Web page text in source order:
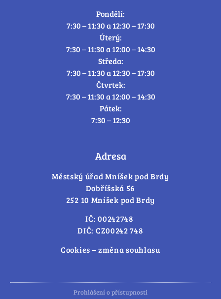
Pondělí:
7:30 – 11:30 a 12:30 – 17:30
Úterý:
7:30 – 11:30 a 12:00 – 14:30
Středa:
7:30 – 11:30 a 12:30 – 17:30
Čtvrtek:
7:30 – 11:30 a 12:00 – 14:30
Pátek:
7:30 – 12:30
Adresa
Městský úřad Mníšek pod Brdy
Dobříšská 56
252 10 Mníšek pod Brdy
IČ: 00242748
DIČ: CZ00242 748
Cookies – změna souhlasu
Prohlášení o přístupnosti